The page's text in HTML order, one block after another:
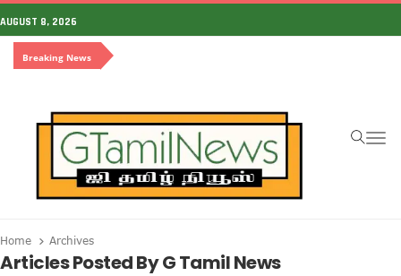
AUGUST 8, 2026
Breaking News
Home Archives
Articles Posted By G Tamil News